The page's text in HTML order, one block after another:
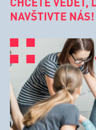
NAVŠTIVTE NÁS!